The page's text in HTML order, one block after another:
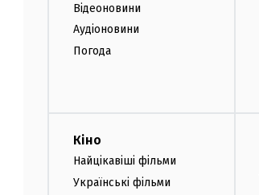
Відеоновини
Аудіоновини
Погода
Кіно
Найцікавіші фільми
Українські фільми